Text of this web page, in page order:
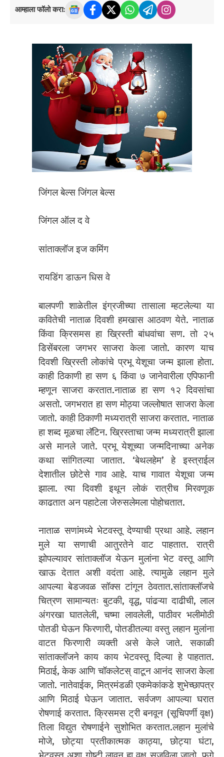
आम्हाला फॉलो करा:
जिंगल बेल्स जिंगल बेल्स
जिंगल ऑल द वे
सांताक्लॉज इज कमिंग
रायडिंग डाऊन धिस वे
बालपणी शाळेतील इंग्रजीच्या तासाला म्हटलेल्या या
कवितेची नाताळ दिवशी हमखास आठवण येते. नाताळ
किंवा क्रिसमस हा ख्रिस्ती बांधवांचा सण. तो २५
डिसेंबरला जगभर साजरा केला जातो. कारण याच
दिवशी ख्रिस्ती लोकांचे प्रभू येशूचा जन्म झाला होता.
काही ठिकाणी हा सण ६ किंवा ७ जानेवारीला एपिफानी
म्हणून साजरा करतात.नाताळ हा सण १२ दिवसांचा
असतो. जगभरात हा सण मोठ्या जल्लोषात साजरा केला
जातो. काही ठिकाणी मध्यरात्री साजरा करतात. नाताळ
हा शब्द मूळचा लॅटिन. ख्रिस्ताचा जन्म मध्यरात्री झाला
असे मानले जाते. प्रभू येशूच्या जन्मदिनाच्या अनेक
कथा सांगितल्या जातात. ‘बेथलहेम’ हे इस्त्राईल
देशातील छोटेसे गाव आहे. याच गावात येशूचा जन्म
झाला. त्या दिवशी इथून लोकं रात्रीच मिरवणूक
काढतात अन पहाटेला जेरुसलेमला पोहोचतात.
नाताळ सणांमध्ये भेटवस्तू देण्याची प्रथा आहे. लहान
मुले या सणाची आतुरतेने वाट पाहतात. रात्री
झोपल्यावर सांताक्लॉज येऊन मुलांना भेट वस्तू आणि
खाऊ देतात अशी वदंता आहे. त्यामुळे लहान मुले
आपल्या बेडजवळ सॉक्स टांगून ठेवतात.सांताक्लॉजचे
चित्रण सामान्यतः बुटकी, वृद्ध, पांढऱ्या दाढीची, लाल
अंगरखा घातलेली, चष्मा लावलेली, पाठीवर भलीमोठी
पोतडी घेऊन फिरणारी, पोतडीतल्या वस्तु लहान मुलांना
वाटत फिरणारी व्यक्ती असे केले जाते. सकाळी
सांताक्लॉजने काय काय भेटवस्तू दिल्या हे पाहतात.
मिठाई, केक आणि चॉकलेटस् वाटून आनंद साजरा केला
जातो. नातेवाईक, मित्रमंडळी एकमेकांकडे शुभेच्छापत्र
आणि मिठाई घेऊन जातात. सर्वजण आपल्या घरात
रोषणाई करतात. क्रिसमस ट्री बनवून (सूचिपर्णी वृक्ष)
तिला विद्युत रोषणाईने सुशोभित करतात.लहान मुलांचे
मोजे, छोट्या प्रतीकात्मक काठ्या, छोट्या घंटा,